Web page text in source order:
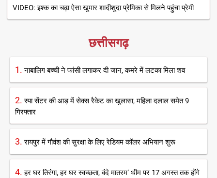
VIDEO: इश्क का चढ़ा ऐसा खुमार शादीशुदा प्रेमिका से मिलने पहुंचा प्रेमी
छत्तीसगढ़
1.नाबालिग बच्ची ने फांसी लगाकर दी जान, कमरे में लटका मिला शव
2.स्पा सेंटर की आड़ में सेक्स रैकेट का खुलासा, महिला दलाल समेत 9
गिरफ्तार
3.रायपुर में गौवंश की सुरक्षा के लिए रेडियम कॉलर अभियान शुरू
4.हर घर तिरंगा, हर घर स्वच्छता, वंदे मातरम’ थीम पर 17 अगस्त तक होंगे